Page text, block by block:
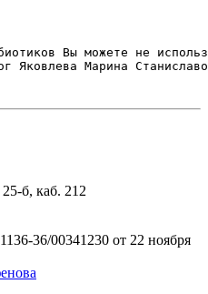
Вы можете не
Яковлева Марина
б, каб. 212
36/00341230 от 22 ноября